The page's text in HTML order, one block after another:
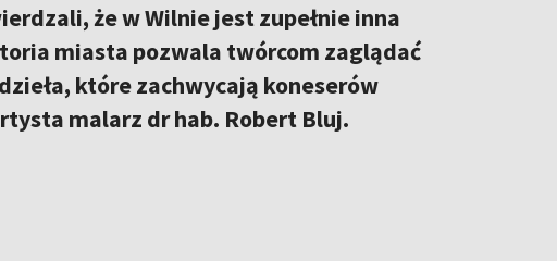
że w Wilnie jest zupełnie inna
miasta pozwala twórcom zaglądać
które zachwycają koneserów
malarz dr hab. Robert Bluj.